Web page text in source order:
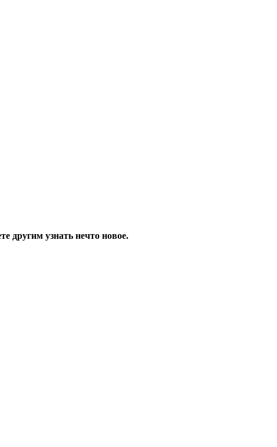
другим узнать нечто новое.